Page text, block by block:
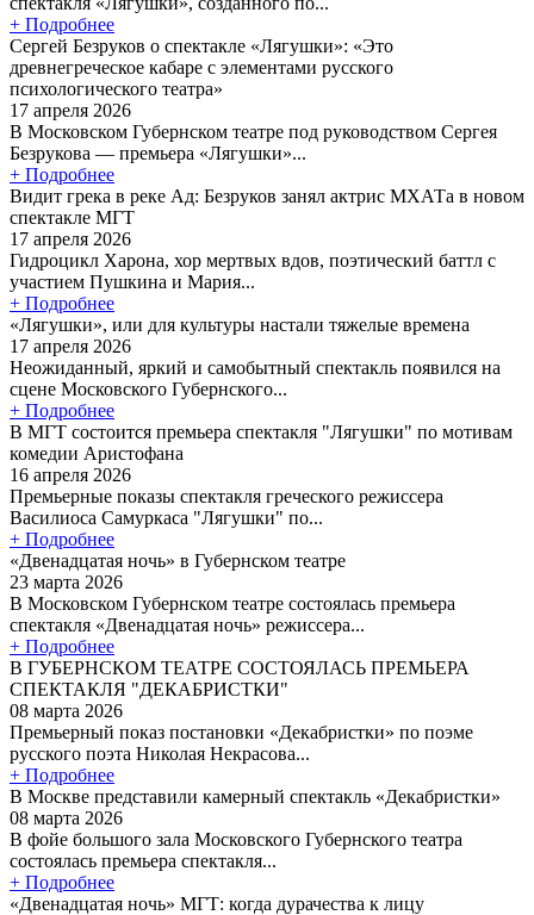
+ Подробнее
Сергей Безруков о спектакле «Лягушки»: «Это
древнегреческое кабаре с элементами русского
психологического театра»
17 апреля 2026
В Московском Губернском театре под руководством Сергея
Безрукова — премьера «Лягушки»...
+ Подробнее
Видит грека в реке Ад: Безруков занял актрис МХАТа в новом
спектакле МГТ
17 апреля 2026
Гидроцикл Харона, хор мертвых вдов, поэтический баттл с
участием Пушкина и Мария...
+ Подробнее
«Лягушки», или для культуры настали тяжелые времена
17 апреля 2026
Неожиданный, яркий и самобытный спектакль появился на
сцене Московского Губернского...
+ Подробнее
В МГТ состоится премьера спектакля "Лягушки" по мотивам
комедии Аристофана
16 апреля 2026
Премьерные показы спектакля греческого режиссера
Василиоса Самуркаса "Лягушки" по...
+ Подробнее
«Двенадцатая ночь» в Губернском театре
23 марта 2026
В Московском Губернском театре состоялась премьера
спектакля «Двенадцатая ночь» режиссера...
+ Подробнее
В ГУБЕРНСКОМ ТЕАТРЕ СОСТОЯЛАСЬ ПРЕМЬЕРА
СПЕКТАКЛЯ "ДЕКАБРИСТКИ"
08 марта 2026
Премьерный показ постановки «Декабристки» по поэме
русского поэта Николая Некрасова...
+ Подробнее
В Москве представили камерный спектакль «Декабристки»
08 марта 2026
В фойе большого зала Московского Губернского театра
состоялась премьера спектакля...
+ Подробнее
«Двенадцатая ночь» МГТ: когда дурачества к лицу